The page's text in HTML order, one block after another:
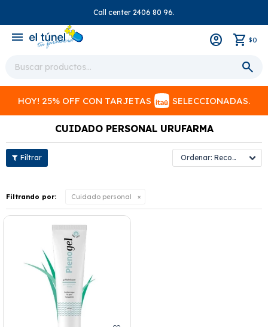
Call center 2406 80 96.
menu $0
HOY! 25% OFF CON TARJETAS SELECCIONADAS.
CUIDADO PERSONAL URUFARMA
Recomendados
Filtrando por: Cuidado personal
close